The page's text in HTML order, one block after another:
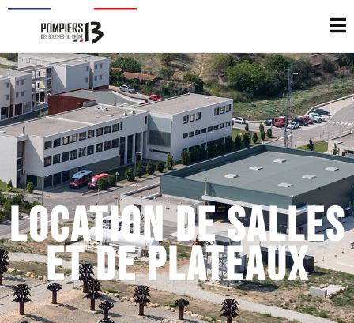
LOCATION DE SALLES
ET DE PLATEAUX